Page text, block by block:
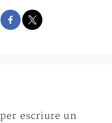
per escriure un